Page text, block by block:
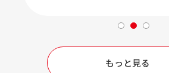
もっと見る